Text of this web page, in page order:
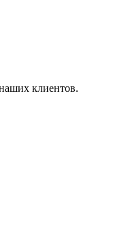
клиентов.